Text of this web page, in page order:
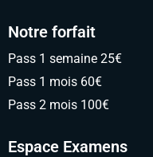
Notre forfait
Pass 1 semaine 25€
Pass 1 mois 60€
Pass 2 mois 100€
Espace Examens